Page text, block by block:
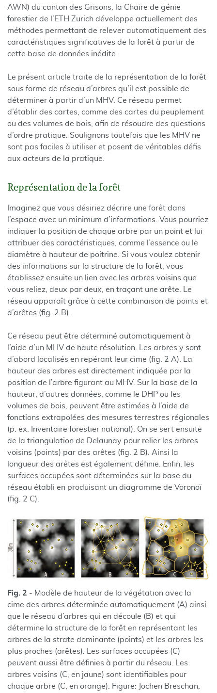
AWN) du canton des Grisons, la Chaire de génie
forestier de l’ETH Zurich développe actuellement des
méthodes permettant de relever automatiquement des
caractéristiques significatives de la forêt à partir de
cette base de données inédite.
Le présent article traite de la représentation de la forêt
sous forme de réseau d’arbres qu’il est possible de
déterminer à partir d’un MHV. Ce réseau permet
d’établir des cartes, comme des cartes du peuplement
ou des volumes de bois, afin de résoudre des questions
d’ordre pratique. Soulignons toutefois que les MHV ne
sont pas faciles à utiliser et posent de véritables défis
aux acteurs de la pratique.
Représentation de la forêt
Imaginez que vous désiriez décrire une forêt dans
l’espace avec un minimum d’informations. Vous pourriez
indiquer la position de chaque arbre par un point et lui
attribuer des caractéristiques, comme l’essence ou le
diamètre à hauteur de poitrine. Si vous voulez obtenir
des informations sur la structure de la forêt, vous
établissez ensuite un lien avec les arbres voisins que
vous reliez, deux par deux, en traçant une arête. Le
réseau apparaît grâce à cette combinaison de points et
d’arêtes (fig. 2 B).
Ce réseau peut être déterminé automatiquement à
l’aide d’un MHV de haute résolution. Les arbres y sont
d’abord localisés en repérant leur cime (fig. 2 A). La
hauteur des arbres est directement indiquée par la
position de l’arbre figurant au MHV. Sur la base de la
hauteur, d’autres données, comme le DHP ou les
volumes de bois, peuvent être estimées à l’aide de
fonctions extrapolées des mesures terrestres régionales
(p. ex. Inventaire forestier national). On se sert ensuite
de la triangulation de Delaunay pour relier les arbres
voisins (points) par des arêtes (fig. 2 B). Ainsi la
longueur des arêtes est également définie. Enfin, les
surfaces occupées sont déterminées sur la base du
réseau établi en produisant un diagramme de Voronoï
(fig. 2 C).
Fig. 2 - Modèle de hauteur de la végétation avec la
cime des arbres déterminée automatiquement (A) ainsi
que le réseau d’arbres qui en découle (B) et qui
détermine la structure de la forêt en représentant les
arbres de la strate dominante (points) et les arbres les
plus proches (arêtes). Les surfaces occupées (C)
peuvent aussi être définies à partir du réseau. Les
arbres voisins (C, en jaune) sont identifiables pour
chaque arbre (C, en orange). Figure: Jochen Breschan,